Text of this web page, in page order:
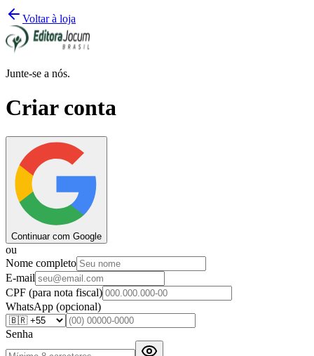
Voltar à loja
Junte-se a nós.
Criar conta
Continuar com Google
ou
Nome completo
E-mail
CPF (para nota fiscal)
WhatsApp (opcional)
Senha